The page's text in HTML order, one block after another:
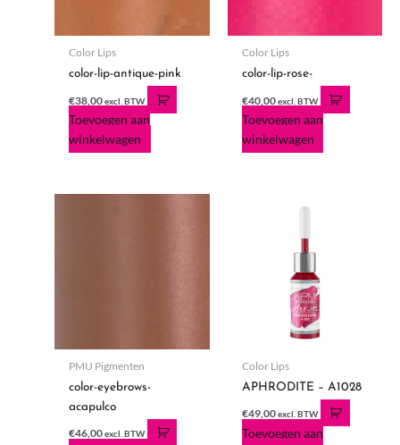
Color Lips
color-lip-antique-pink
€38,00 excl. BTW
Toevoegen aan
winkelwagen
Color Lips
color-lip-rose-
€40,00excl. BTW
Toevoegen aan
winkelwagen
PMU Pigmenten
color-eyebrows-
acapulco
€46,00 excl. BTW
Color Lips
APHRODITE – A1028
€49,00excl. BTW
Toevoegen aan